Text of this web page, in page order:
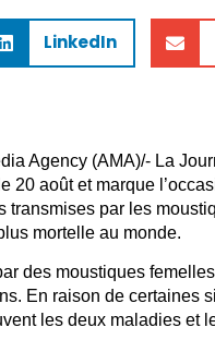
LinkedIn
Agency (AMA)/- La
20 août et marque
par les
mortelle au monde.
des moustiques
En raison de certaines
les deux maladies et